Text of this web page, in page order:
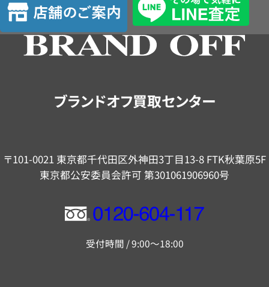
定
舗
の
ブランドオフ買取センター
〒101-0021 東京都千代田区外神田3丁目13-8 FTK秋葉原5F
東京都公安委員会許可 第301061906960号
フ
ー
受付時間 / 9:00～18:00